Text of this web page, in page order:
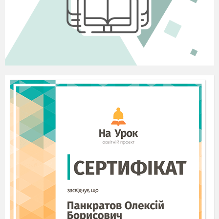
оточуючими, з природою і самим собою.
У козацькі часи люди були здоровіші за